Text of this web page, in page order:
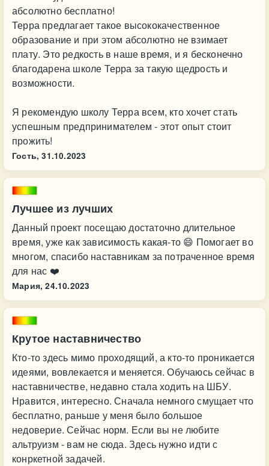
абсолютно бесплатно!
Терра предлагает такое высококачественное
образование и при этом абсолютно не взимает
плату. Это редкость в наше время, и я бесконечно
благодарена школе Терра за такую щедрость и
возможности.
Я рекомендую школу Терра всем, кто хочет стать
успешным предпринимателем - этот опыт стоит
прожить!
Гость, 31.10.2023
Лучшее из лучших
Данный проект посещаю достаточно длительное
время, уже как зависимость какая-то 😄 Помогает во
многом, спасибо наставникам за потраченное время
для нас ❤️
Мария, 24.10.2023
Крутое наставничество
Кто-то здесь мимо проходящий, а кто-то проникается
идеями, вовлекается и меняется. Обучаюсь сейчас в
наставничестве, недавно стала ходить на ШБУ.
Нравится, интересно. Сначала немного смущает что
бесплатно, раньше у меня было большое
недоверие. Сейчас норм. Если вы не любите
альтруизм - вам не сюда. Здесь нужно идти с
конркетной задачей.